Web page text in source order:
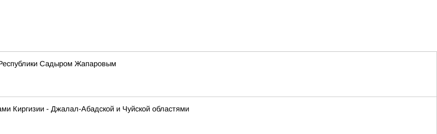
Садыром Жапаровым
Киргизии - Джалал-Абадской и Чуйской областями